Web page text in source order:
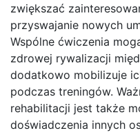
zwiększać
przyswajanie nowych
Wspólne ćwiczenia
zdrowej rywalizacji
dodatkowo mobilizuje
podczas treningów.
rehabilitacji jest także
doświadczenia innych